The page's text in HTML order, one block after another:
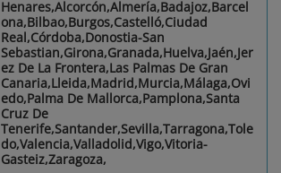
Henares,Alcorcón,Almería,Badajoz,Barcel
ona,Bilbao,Burgos,Castelló,Ciudad
Real,Córdoba,Donostia-San
Sebastian,Girona,Granada,Huelva,Jaén,Jer
ez De La Frontera,Las Palmas De Gran
Canaria,Lleida,Madrid,Murcia,Málaga,Ovi
edo,Palma De Mallorca,Pamplona,Santa
Cruz De
Tenerife,Santander,Sevilla,Tarragona,Tole
do,Valencia,Valladolid,Vigo,Vitoria-
Gasteiz,Zaragoza,